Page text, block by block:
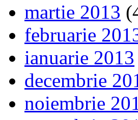
martie 2013
februarie
ianuarie 2013
decembrie
noiembrie